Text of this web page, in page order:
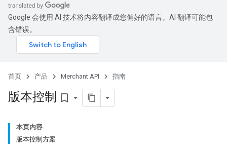
Google 会使用 AI 技术将内容翻译成您偏好的语言。AI 翻译可能包
含错误。
首页 产品 Merchant API 指南
版本控制 bookmark_border
本页内容
版本控制方案